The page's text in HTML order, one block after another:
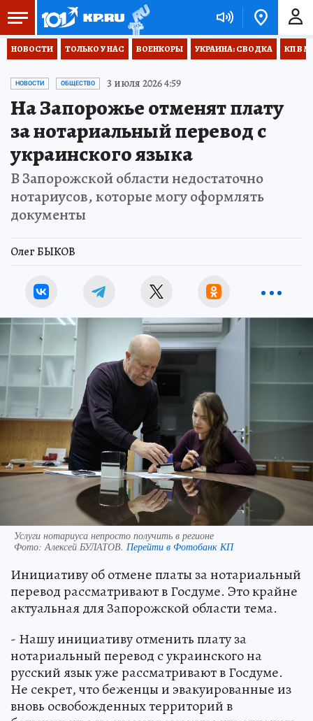
НОВОСТИ ТОЛЬКО У НАС ВОЕНКОРЫ УКРАИНА: СВОДКА КП В
НОВОСТИ ОБЩЕСТВО 3 июля 2026 4:59
На Запорожье отменят плату
за нотариальный перевод с
украинского языка
В Запорожской области недостаточно
нотариусов, которые могу оформлять
документы
Олег БЫКОВ
Услуги нотариуса непросто получить в регионе
Фото: Алексей БУЛАТОВ. Перейти в Фотобанк КП
Инициативу об отмене платы за нотариальный
перевод рассматривают в Госдуме. Это крайне
актуальная для Запорожской области тема.
- Нашу инициативу отменить плату за
нотариальный перевод с украинского на
русский язык уже рассматривают в Госдуме.
Не секрет, что беженцы и эвакуированные из
вновь освобожденных территорий в